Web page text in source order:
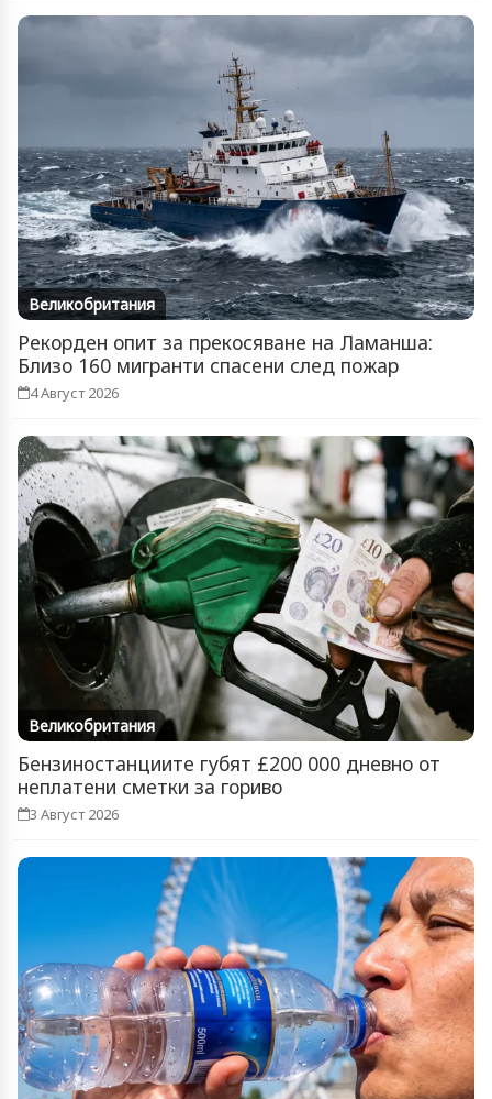
Великобритания
Рекорден опит за прекосяване на Ламанша:
Близо 160 мигранти спасени след пожар
4 Август 2026
Великобритания
Бензиностанциите губят £200 000 дневно от
неплатени сметки за гориво
3 Август 2026